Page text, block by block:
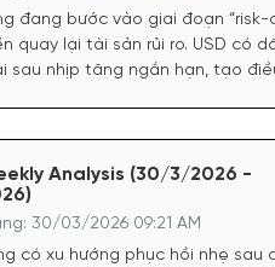
đang bước vào giai đoạn “risk-
quay lại tài sản rủi ro. USD có
sau nhịp tăng ngắn hạn, tạo
Analysis (30/3/2026 -
30/03/2026 09:21 AM
có xu hướng phục hồi nhẹ sau